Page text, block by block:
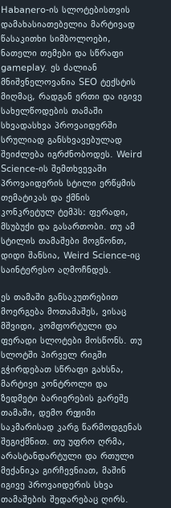
Habanero-ის სლოტებისთვის
დამახასიათებელია მარტივად
წასაკითხი სიმბოლოები,
ნათელი თემები და სწრაფი
gameplay. ეს ძალიან
მნიშვნელოვანია SEO ტექსტის
მიღმაც, რადგან ერთი და იგივე
სახელწოდების თამაში
სხვადასხვა პროვაიდერში
სრულიად განსხვავებულად
შეიძლება იგრძნობოდეს. Weird
Science-ის შემთხვევაში
პროვაიდერის სტილი ერწყმის
თემატიკას და ქმნის
კონკრეტულ ტემპს: ფერადი,
მსუბუქი და გასართობი. თუ ამ
სტილის თამაშები მოგწონთ,
დიდი შანსია, Weird Science-იც
საინტერესო აღმოჩნდეს.
ეს თამაში განსაკუთრებით
მოერგება მოთამაშეს, ვისაც
მშვიდი, კომფორტული და
ფერადი სლოტები მოსწონს. თუ
სლოტში პირველ რიგში
გჭირდებათ სწრაფი გახსნა,
მარტივი კონტროლი და
ზედმეტი ბარიერების გარეშე
თამაში, დემო რეჟიმი
საკმარისად კარგ წარმოდგენას
შეგიქმნით. თუ უფრო ღრმა,
არასტანდარტული და რთული
მექანიკა გირჩევნიათ, მაშინ
იგივე პროვაიდერის სხვა
თამაშების შედარებაც ღირს.